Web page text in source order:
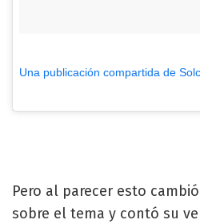
Pero al parecer esto
sobre el tema y contó su